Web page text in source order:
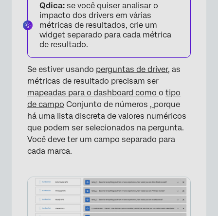
×
Qdica: se você quiser analisar o
impacto dos drivers em várias
métricas de resultados, crie um
widget separado para cada métrica
de resultado.
Se estiver usando perguntas de driver, as
métricas de resultado precisam ser
mapeadas para o dashboard como o tipo
de campo Conjunto de números , porque
há uma lista discreta de valores numéricos
que podem ser selecionados na pergunta.
Você deve ter um campo separado para
cada marca.